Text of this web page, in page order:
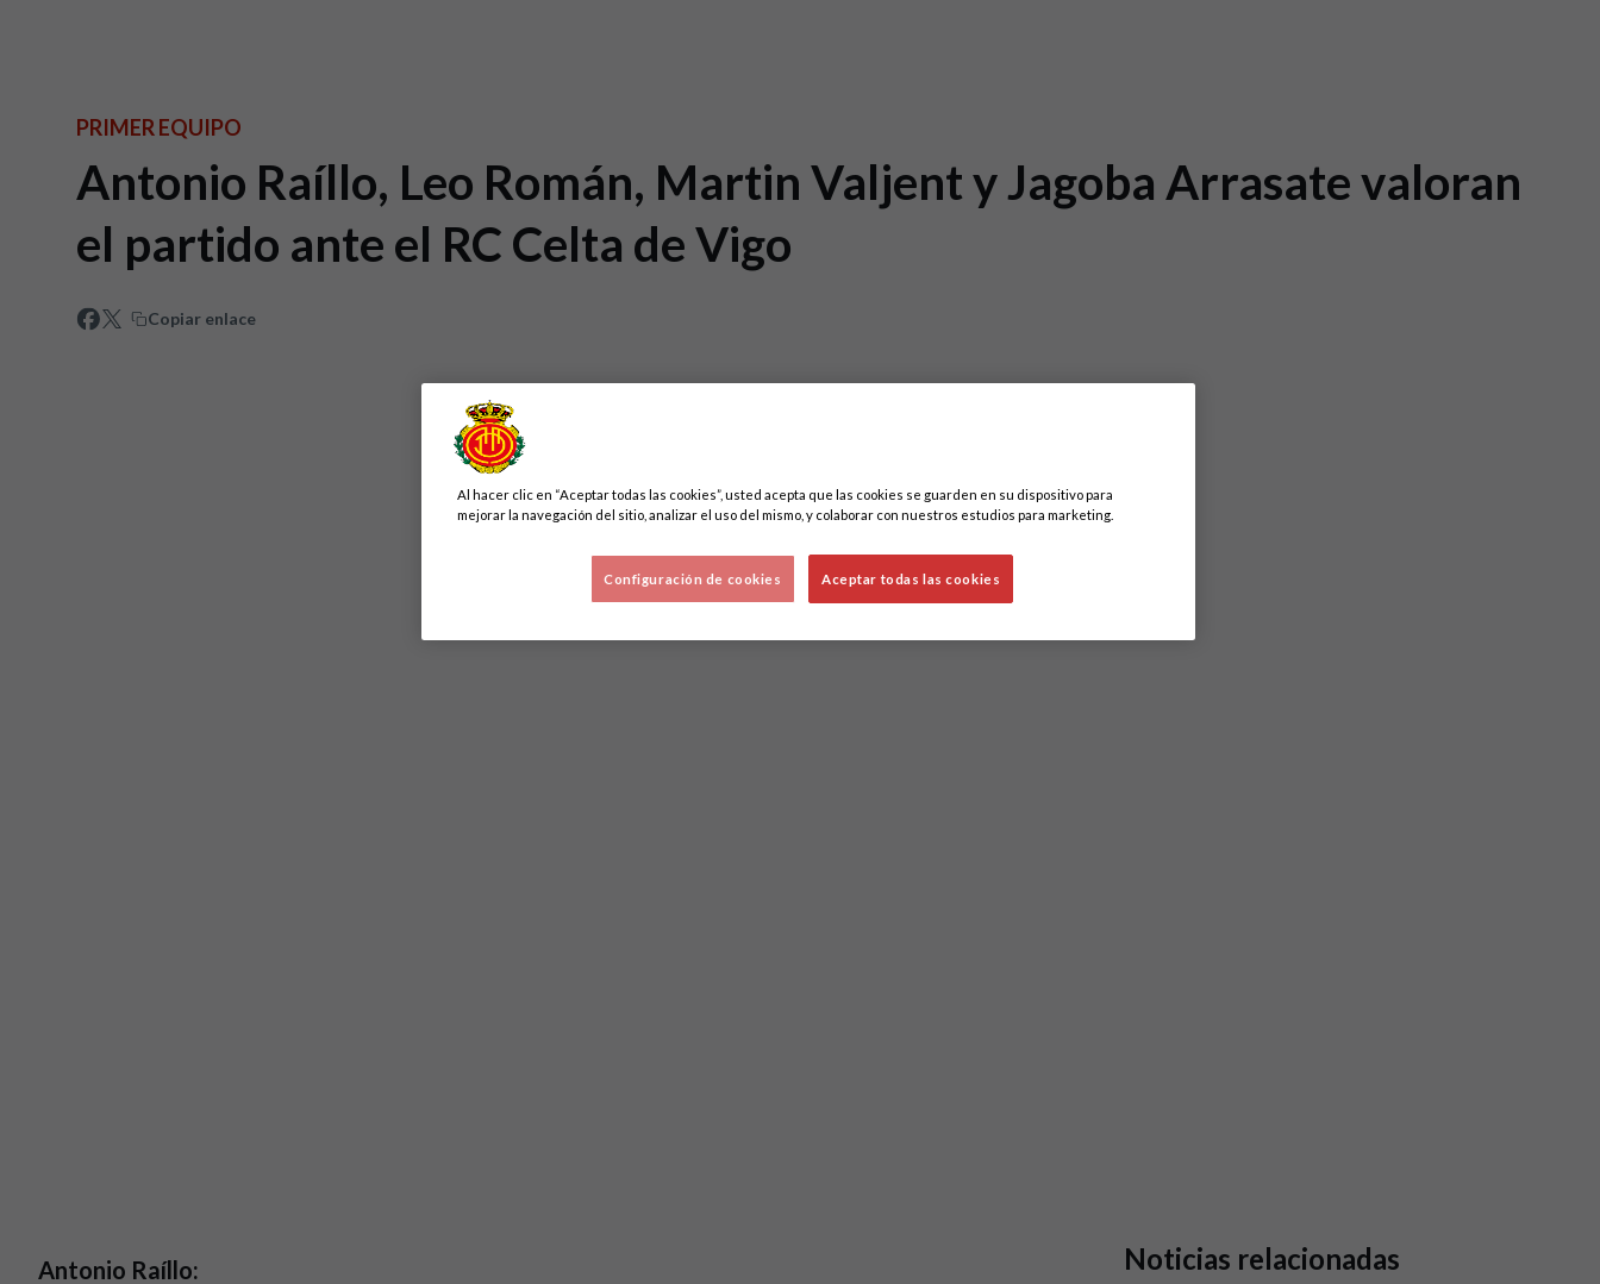
PRIMER EQUIPO
Antonio Raíllo, Leo Román, Martin Valjent y Jagoba Arrasate valoran
el partido ante el RC Celta de Vigo
Copiar enlace
Antonio Raíllo: Noticias relacionadas
Al hacer clic en “Aceptar todas las cookies”, usted acepta que las cookies se guarden en su dispositivo para
mejorar la navegación del sitio, analizar el uso del mismo, y colaborar con nuestros estudios para marketing.
Aceptar todas las cookies
Configuración de cookies